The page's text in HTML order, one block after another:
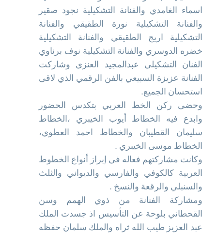
اسماء الغامدي والفنانة التشكيلية نجود صقير
والفنانة التشكيلية نورة الطقيقي والفنانة
التشكيلية اريج الطقيقي والفنانة التشكيلية
خضره الدوسري والفنانة التشكيلية نوف برناوي
الفنان التشكيلي عبدالمجيد العنزي وشاركت
الفنانة عزيزة السبيعي بالفن الرقمي الذي لاقى
استحسان الجميع.
وحضى ركن الخط العربي بتكدس الحضور
وابدع فيه الخطاط أيوب الخيبري ،الخطاط
سليمان القطيبان والخطاط احمد العطوي،
الخطاط موسى الخيبري .
وكانت مشاركتهم فعاله في إبراز أنواع الخطوط
العربية كالكوفي والفارسي والديواني والثلث
والسنبلي والرقعة والنسخ .
ومشاركة الفنانة من ذوي الهمم وسن
القحطاني بلوحة عن التأسيس اذ جسدت الملك
عبد العزيز طيب الله ثراه والملك سلمان حفظه